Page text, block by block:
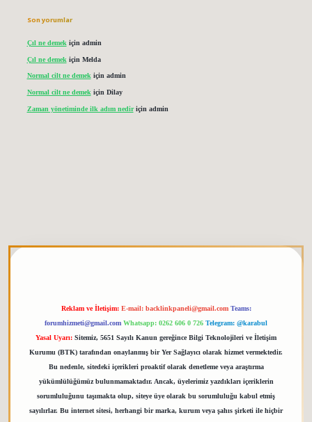
Son yorumlar
Çıl ne demek için admin
Çıl ne demek için Melda
Normal cilt ne demekiçin admin
Normal cilt ne demek için Dilay
Zaman yönetiminde ilk adım nediriçin admin
Reklam ve İletişim: E-mail: backlinkpaneli@gmail.com Teams:
forumhizmeti@gmail.com Whatsapp: 0262 606 0 726 Telegram: @karabul
Yasal Uyarı: Sitemiz, 5651 Sayılı Kanun gereğince Bilgi Teknolojileri ve İletişim
Kurumu (BTK) tarafından onaylanmış bir Yer Sağlayıcı olarak hizmet vermektedir.
Bu nedenle, sitedeki içerikleri proaktif olarak denetleme veya araştırma
yükümlülüğümüz bulunmamaktadır. Ancak, üyelerimiz yazdıkları içeriklerin
sorumluluğunu taşımakta olup, siteye üye olarak bu sorumluluğu kabul etmiş
sayılırlar. Bu internet sitesi, herhangi bir marka, kurum veya şahıs şirketi ile hiçbir